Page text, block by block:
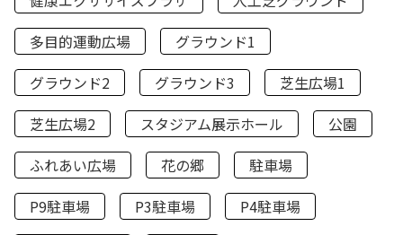
多目的運動広場
グラウンド1
グラウンド2
グラウンド3
芝生広場1
芝生広場2
スタジアム展示ホール
公園
ふれあい広場
花の郷
駐車場
P9駐車場
P3駐車場
P4駐車場